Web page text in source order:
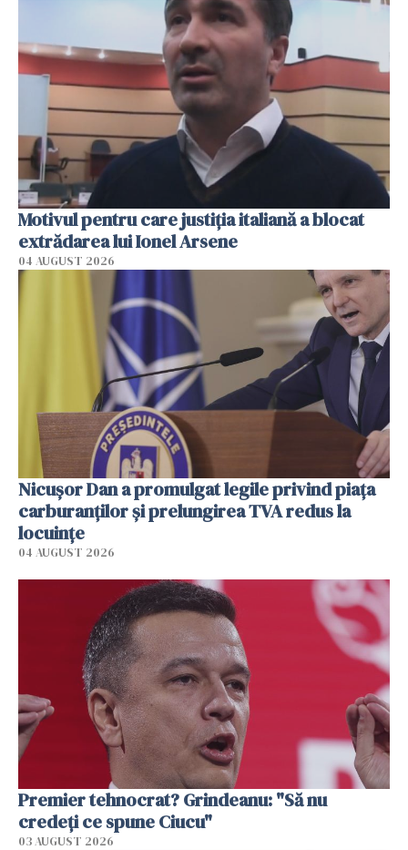
Motivul pentru care justiția italiană a blocat
extrădarea lui Ionel Arsene
04 AUGUST 2026
Nicuşor Dan a promulgat legile privind piaţa
carburanţilor şi prelungirea TVA redus la
locuinţe
04 AUGUST 2026
Premier tehnocrat? Grindeanu: "Să nu
credeți ce spune Ciucu"
03 AUGUST 2026